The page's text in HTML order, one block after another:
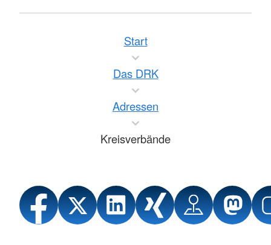
Start
Das DRK
Adressen
Kreisverbände